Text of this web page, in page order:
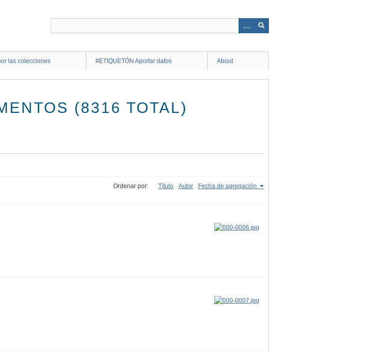
las colecciones #ETIQUETÓN Aportar datos About
(8316 TOTAL)
Ordenar por: Título Autor Fecha de agregación